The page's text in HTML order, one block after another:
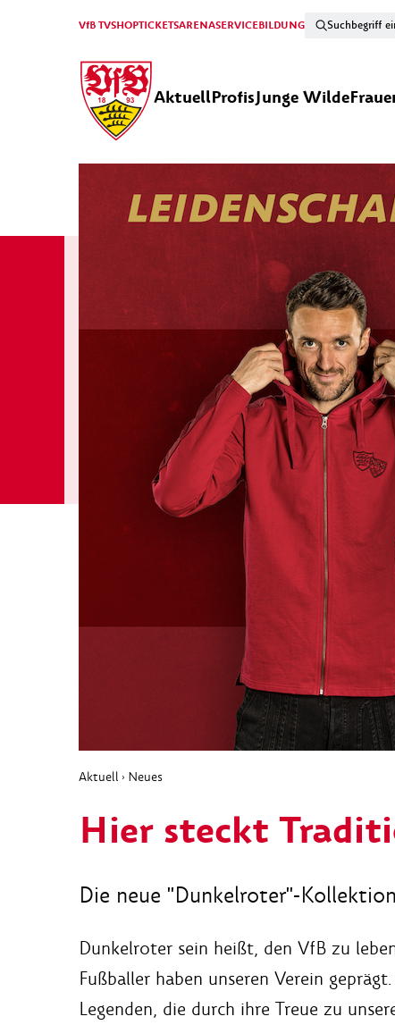
VfB TVSHOPTICKETSARENASERVICEBILDUNG
AktuellProfisJunge Wilde
Aktuell › Neues
Hier steckt
Die neue "Dunkelroter"-
Dunkelroter sein heißt, den VfB zu
Fußballer haben unseren Verein
Legenden, die durch ihre Treue zu